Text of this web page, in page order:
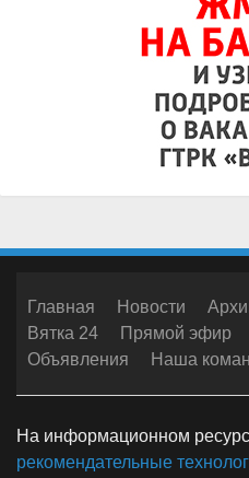
Главная Новости
Вятка 24
Прямой эфир
Объявления
Наша
На информационном
рекомендательные